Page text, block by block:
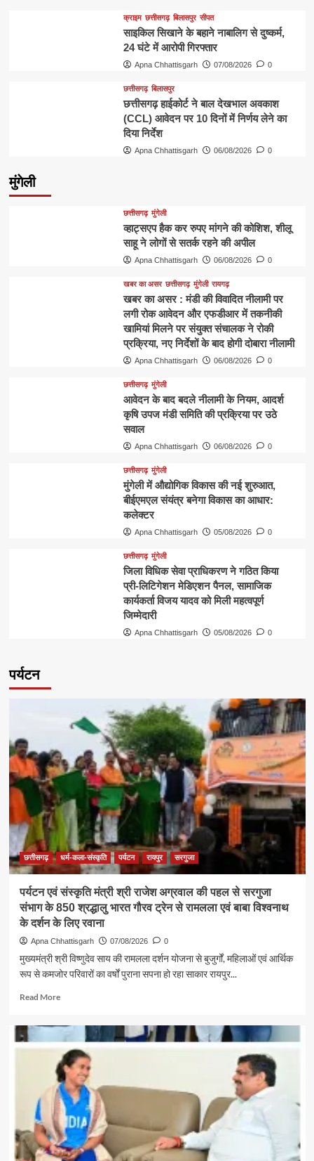
क्राइम छत्तीसगढ़ बिलासपुर सीपत
साइकिल सिखाने के बहाने नाबालिग से दुष्कर्म,
24 घंटे में आरोपी गिरफ्तार
Apna Chhattisgarh 07/08/2026 0
छत्तीसगढ़ बिलासपुर
छत्तीसगढ़ हाईकोर्ट ने बाल देखभाल अवकाश
(CCL) आवेदन पर 10 दिनों में निर्णय लेने का
दिया निर्देश
Apna Chhattisgarh 06/08/2026 0
मुंगेली
छत्तीसगढ़ मुंगेली
व्हाट्सएप हैक कर रुपए मांगने की कोशिश, शीलू
साहू ने लोगों से सतर्क रहने की अपील
Apna Chhattisgarh 06/08/2026 0
खबर का असर छत्तीसगढ़ मुंगेली रायगढ़
खबर का असर : मंडी की विवादित नीलामी पर
लगी रोक आवेदन और एफडीआर में तकनीकी
खामियां मिलने पर संयुक्त संचालक ने रोकी
प्रक्रिया, नए निर्देशों के बाद होगी दोबारा नीलामी
Apna Chhattisgarh 06/08/2026 0
छत्तीसगढ़ मुंगेली
आवेदन के बाद बदले नीलामी के नियम, आदर्श
कृषि उपज मंडी समिति की प्रक्रिया पर उठे
सवाल
Apna Chhattisgarh 06/08/2026 0
छत्तीसगढ़ मुंगेली
मुंगेली में औद्योगिक विकास की नई शुरुआत,
बीईएमएल संयंत्र बनेगा विकास का आधार:
कलेक्टर
Apna Chhattisgarh 05/08/2026 0
छत्तीसगढ़ मुंगेली
जिला विधिक सेवा प्राधिकरण ने गठित किया
प्री-लिटिगेशन मेडिएशन पैनल, सामाजिक
कार्यकर्ता विजय यादव को मिली महत्वपूर्ण
जिम्मेदारी
Apna Chhattisgarh 05/08/2026 0
पर्यटन
छत्तीसगढ़ धर्म-कला-संस्कृति पर्यटन रायपुर सरगुजा
पर्यटन एवं संस्कृति मंत्री श्री राजेश अग्रवाल की पहल से सरगुजा
संभाग के 850 श्रद्धालु भारत गौरव ट्रेन से रामलला एवं बाबा विश्वनाथ
के दर्शन के लिए रवाना
Apna Chhattisgarh 07/08/2026 0
मुख्यमंत्री श्री विष्णुदेव साय की रामलला दर्शन योजना से बुजुर्गों, महिलाओं एवं आर्थिक
रूप से कमजोर परिवारों का वर्षों पुराना सपना हो रहा साकार रायपुर...
Read MoreRead
पर्यटन
एवं
संस्कृति
मंत्री
श्री
राजेश
अग्रवाल
की
पहल
से